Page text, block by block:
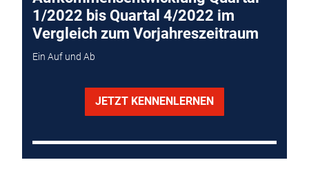
1/2022 bis Quartal 4/2022 im
Vergleich zum Vorjahreszeitraum
Ein Auf und Ab
JETZT KENNENLERNEN